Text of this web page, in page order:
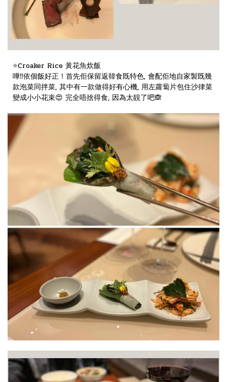
⭐️Croaker Rice 黃花魚炊飯
嘩‼️依個飯好正！首先佢保留返韓食既特色, 會配佢地自家製既幾
款泡菜同拌菜, 其中有一款做得好有心機, 用左蘿蔔片包住沙律菜
變成小小花束😍 完全唔捨得食, 因為太靚了吧🙈